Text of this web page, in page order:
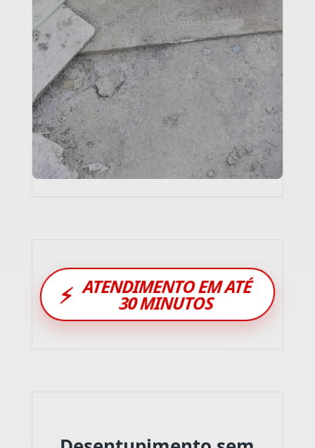
⚡ ATENDIMENTO EM ATÉ
30 MINUTOS